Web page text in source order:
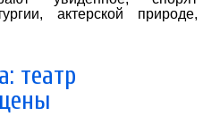
актерской природе,
театр